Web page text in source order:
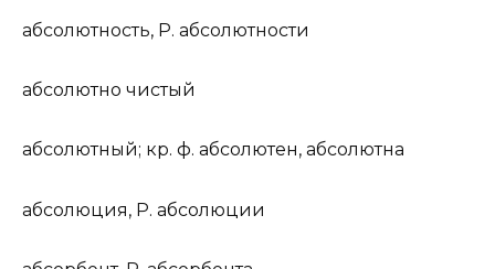
абсолютность, Р. абсолютности
абсолютно чистый
абсолютный; кр. ф. абсолютен, абсолютна
абсолюция, Р. абсолюции